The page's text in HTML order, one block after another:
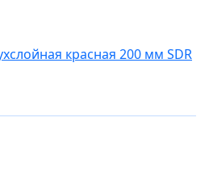
красная 200 мм SDR